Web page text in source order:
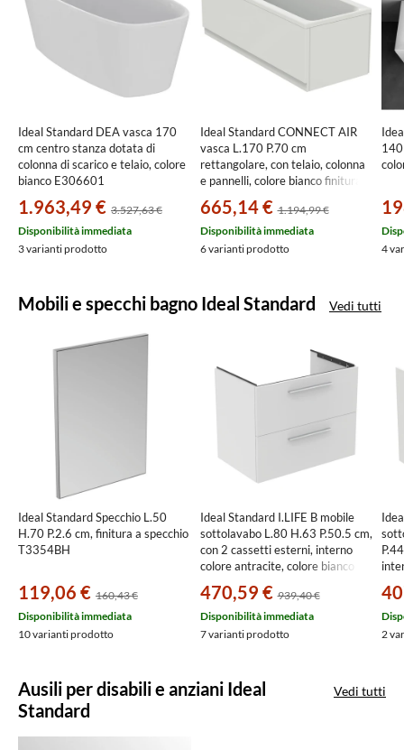
Ideal Standard DEA vasca 170
cm centro stanza dotata di
colonna di scarico e telaio, colore
bianco E306601
1.963,49 € 3.527,63 €
Disponibilità immediata
3 varianti prodotto
Ideal Standard CONNECT AIR
vasca L.170 P.70 cm
rettangolare, con telaio, colonna
e pannelli, colore bianco finitura
665,14 € 1.194,99 €
Disponibilità immediata
6 varianti prodotto
4
Mobili e specchi bagno Ideal Standard Vedi tutti
Ideal Standard Specchio L.50
H.70 P.2.6 cm, finitura a specchio
T3354BH
119,06 € 160,43 €
Disponibilità immediata
10 varianti prodotto
Ideal Standard I.LIFE B mobile
sottolavabo L.80 H.63 P.50.5 cm,
con 2 cassetti esterni, interno
colore antracite, colore bianco
470,59 € 939,40 €
Disponibilità immediata
7 varianti prodotto
2
Ausili per disabili e anziani Ideal
Standard
Vedi tutti